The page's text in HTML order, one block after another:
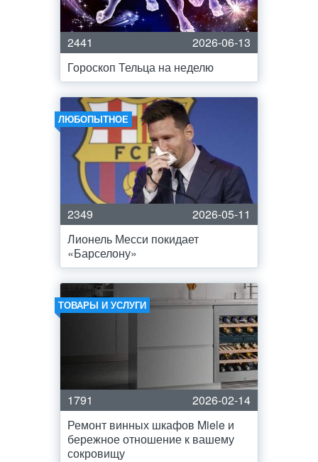
2441
2026-06-13
Гороскоп Тельца на неделю
ЛЮБОПЫТНОЕ
2349
2026-05-11
Лионель Месси покидает
«Барселону»
ТОВАРЫ И УСЛУГИ
1791
2026-02-14
Ремонт винных шкафов Miele и
бережное отношение к вашему
сокровищу